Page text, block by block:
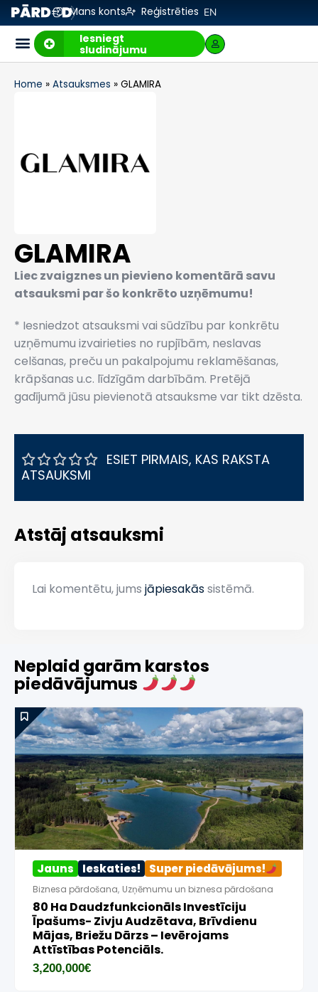
Mans konts Reģistrēties EN
Iesniegt
sludinājumu
Home » Atsauksmes » GLAMIRA
GLAMIRA
Liec zvaigznes un pievieno komentārā savu
atsauksmi par šo konkrēto uzņēmumu!
* Iesniedzot atsauksmi vai sūdzību par konkrētu
uzņēmumu izvairieties no rupjībām, neslavas
celšanas, preču un pakalpojumu reklamēšanas,
krāpšanas u.c. līdzīgām darbībām. Pretējā
gadījumā jūsu pievienotā atsauksme var tikt dzēsta.
ESIET PIRMAIS, KAS RAKSTA
ATSAUKSMI
Atstāj atsauksmi
Lai komentētu, jums jāpiesakāssistēmā.
Neplaid garām karstos
piedāvājumus
Jauns Ieskaties! Super piedāvājums!
Biznesa pārdošana, Uzņēmumu un biznesa pārdošana
80 Ha Daudzfunkcionāls Investīciju
Īpašums- Zivju Audzētava, Brīvdienu
Mājas, Briežu Dārzs – Ievērojams
Attīstības Potenciāls.
3,200,000€